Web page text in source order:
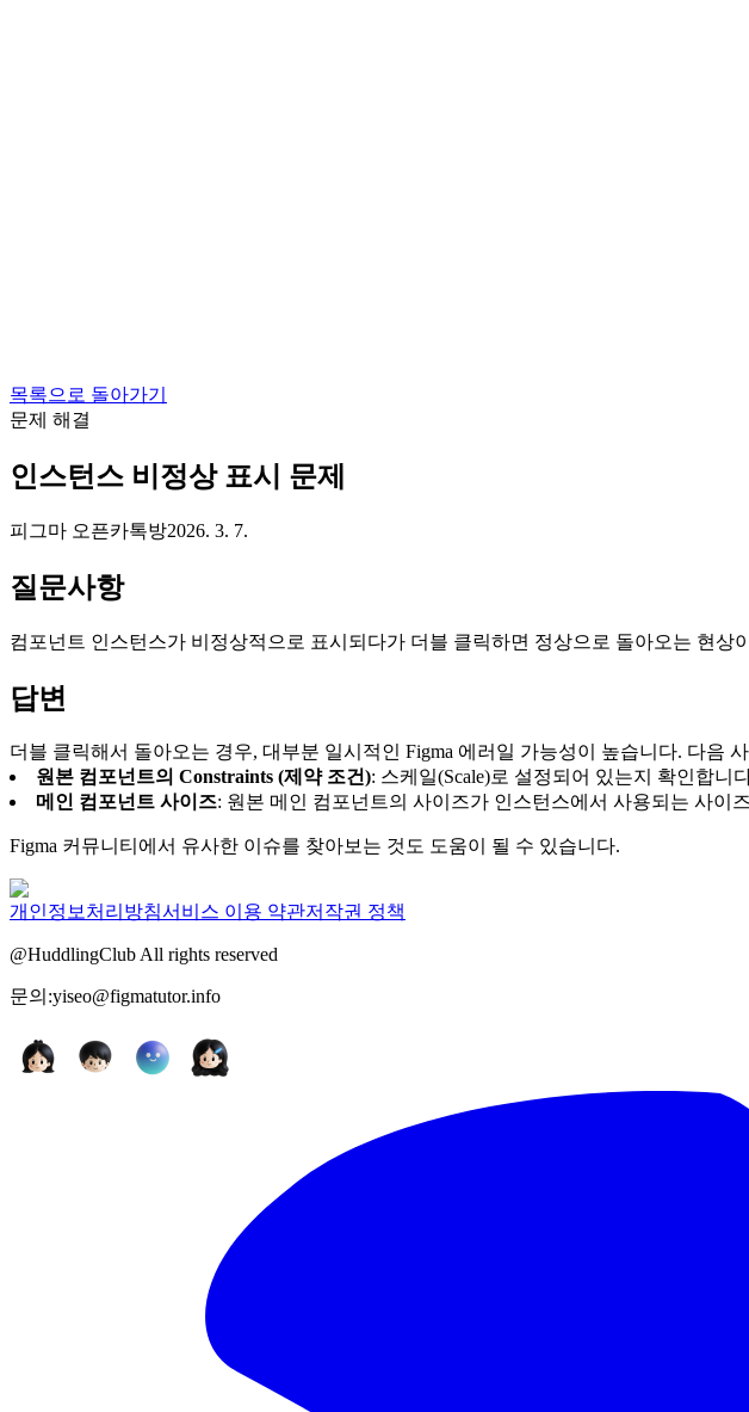
목록으로 돌아가기
문제 해결
인스턴스 비정상 표시 문제
피그마 오픈카톡방2026. 3. 7.
질문사항
컴포넌트 인스턴스가 비정상적으로 표시되다가 더블 클릭하면 정상으로 돌아오는 현
답변
더블 클릭해서 돌아오는 경우, 대부분 일시적인 Figma 에러일 가능성이 높습니다. 다음
원본 컴포넌트의 Constraints (제약 조건): 스케일(Scale)로 설정되어 있는지 확인합니
메인 컴포넌트 사이즈: 원본 메인 컴포넌트의 사이즈가 인스턴스에서 사용되는 사이
Figma 커뮤니티에서 유사한 이슈를 찾아보는 것도 도움이 될 수 있습니다.
개인정보처리방침서비스 이용 약관저작권 정책
@HuddlingClub All rights reserved
문의:yiseo@figmatutor.info